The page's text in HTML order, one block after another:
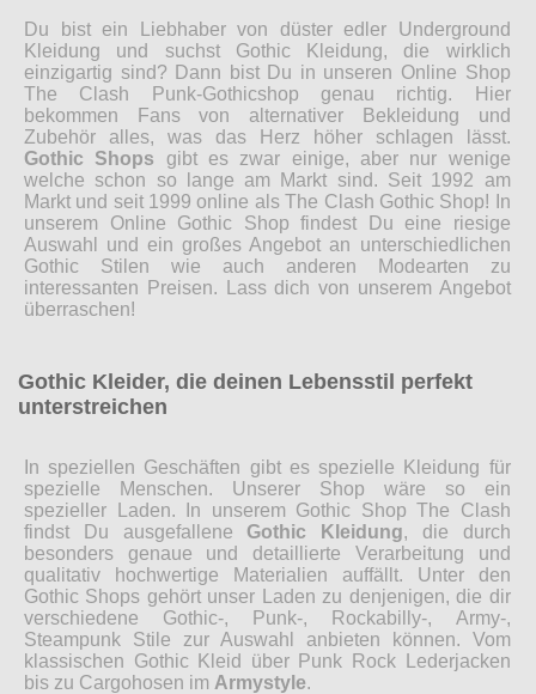
Du bist ein Liebhaber von düster edler Underground
Kleidung und suchst Gothic Kleidung, die wirklich
einzigartig sind? Dann bist Du in unseren Online Shop
The Clash Punk-Gothicshop genau richtig. Hier
bekommen Fans von alternativer Bekleidung und
Zubehör alles, was das Herz höher schlagen lässt.
Gothic Shops gibt es zwar einige, aber nur wenige
welche schon so lange am Markt sind. Seit 1992 am
Markt und seit 1999 online als The Clash Gothic Shop! In
unserem Online Gothic Shop findest Du eine riesige
Auswahl und ein großes Angebot an unterschiedlichen
Gothic Stilen wie auch anderen Modearten zu
interessanten Preisen. Lass dich von unserem Angebot
überraschen!
Gothic Kleider, die deinen Lebensstil perfekt
unterstreichen
In speziellen Geschäften gibt es spezielle Kleidung für
spezielle Menschen. Unserer Shop wäre so ein
spezieller Laden. In unserem Gothic Shop The Clash
findst Du ausgefallene Gothic Kleidung, die durch
besonders genaue und detaillierte Verarbeitung und
qualitativ hochwertige Materialien auffällt. Unter den
Gothic Shops gehört unser Laden zu denjenigen, die dir
verschiedene Gothic-, Punk-, Rockabilly-, Army-,
Steampunk Stile zur Auswahl anbieten können. Vom
klassischen Gothic Kleid über Punk Rock Lederjacken
bis zu Cargohosen im Armystyle.